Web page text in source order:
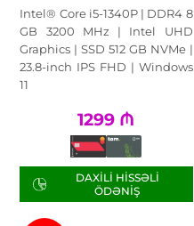
Intel® Core i5-1340P | DDR4 8
GB 3200 MHz | Intel UHD
Graphics | SSD 512 GB NVMe |
23.8-inch IPS FHD | Windows
11
1299 ₼
DAXILI HISSƏLI
ÖDƏNIŞ